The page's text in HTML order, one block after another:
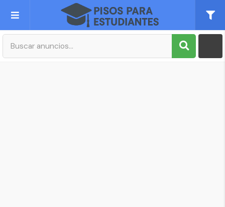
Publica tu Anuncio